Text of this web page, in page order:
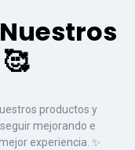
productos y
mejorando e
experiencia. ✨